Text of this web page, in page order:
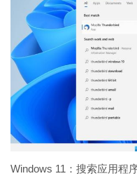
Windows 11：搜索应用程